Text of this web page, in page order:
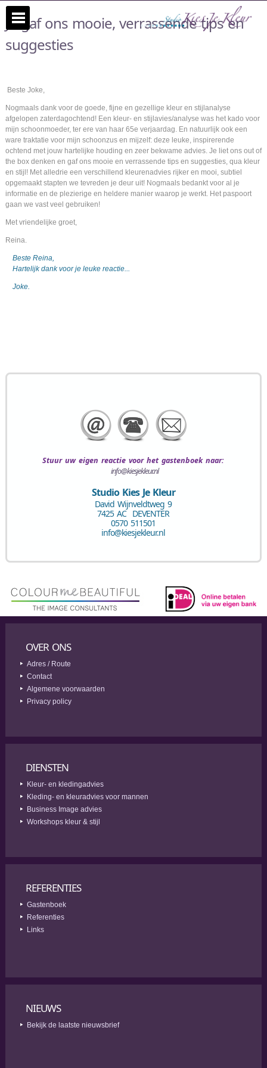
Je gaf ons mooie, verrassende tips en
suggesties
Beste Joke,
Nogmaals dank voor de goede, fijne en gezellige kleur en stijlanalyse
afgelopen zaterdagochtend! Een kleur- en stijlavies/analyse was het kado voor
mijn schoonmoeder, ter ere van haar 65e verjaardag. En natuurlijk ook een
ware traktatie voor mijn schoonzus en mijzelf: deze leuke, inspirerende
ochtend met jouw hartelijke houding en zeer bekwame advies. Je liet ons out of
the box denken en gaf ons mooie en verrassende tips en suggesties, qua kleur
en stijl! Met alledrie een verschillend kleurenadvies rijker en mooi, subtiel
opgemaakt stapten we tevreden je deur uit! Nogmaals bedankt voor al je
informatie en de plezierige en heldere manier waarop je werkt. Het paspoort
gaan we vast veel gebruiken!
Met vriendelijke groet,
Reina.
Beste Reina,
Hartelijk dank voor je leuke reactie...
Joke.
Stuur uw eigenreactie voor het gastenboeknaar:
info@kiesjekleur.nl
Studio Kies Je Kleur
David Wijnveldtweg 9
7425 AC DEVENTER
0570 511501
info@kiesjekleur.nl
OVER ONS
Adres / Route
Contact
Algemene voorwaarden
Privacy policy
DIENSTEN
Kleur- en kledingadvies
Kleding- en kleuradvies voor mannen
Business Image advies
Workshops kleur & stijl
REFERENTIES
Gastenboek
Referenties
Links
NIEUWS
Bekijk de laatste nieuwsbrief